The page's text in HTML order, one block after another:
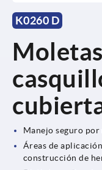
K0260 D
Manejo seguro
Áreas de
construcción de